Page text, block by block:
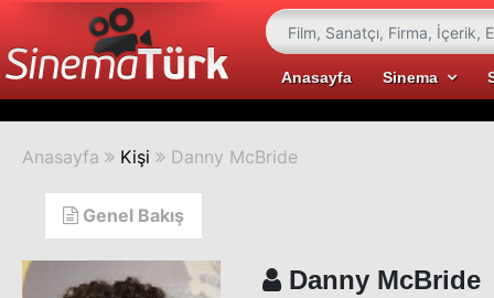
Anasayfa Sinema
Anasayfa Kişi Danny McBride
Genel Bakış
Danny McBride